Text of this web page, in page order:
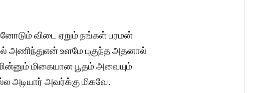
விடை ஏறும் நங்கள் பரமன்
அணிந்துஎன் உளமே புகுந்த அதனால்
மிகையான பூதம் அவையும்
அடியார் அவர்க்கு மிகவே.